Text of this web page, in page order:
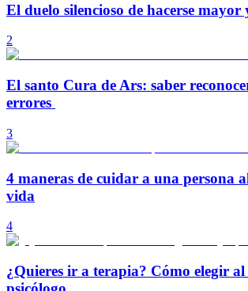
El duelo silencioso de hacerse mayor
2
El santo Cura de Ars: saber
errores
3
4 maneras de cuidar a una persona
vida
4
¿Quieres ir a terapia? Cómo elegir